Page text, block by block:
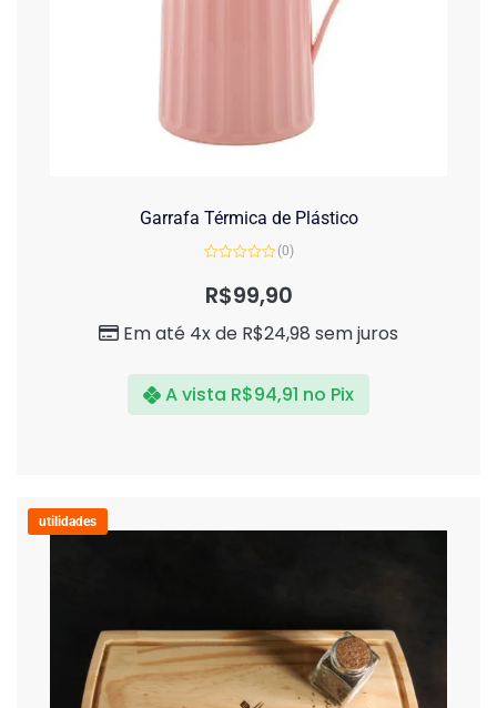
Garrafa Térmica de Plástico
de
(0)
R$99,90
Em até 4x de R$24,98 sem juros
A vista R$94,91 no Pix
utilidades